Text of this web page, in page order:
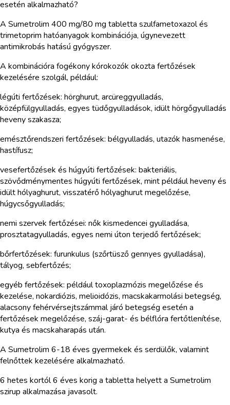
esetén alkalmazható?
A Sumetrolim 400 mg/80 mg tabletta szulfametoxazol és
trimetoprim hatóanyagok kombinációja, úgynevezett
antimikrobás hatású gyógyszer.
A kombinációra fogékony kórokozók okozta fertőzések
kezelésére szolgál, például:
légúti fertőzések: hörghurut, arcüreggyulladás,
középfülgyulladás, egyes tüdőgyulladások, idült hörgőgyulladás
heveny szakasza;
emésztőrendszeri fertőzések: bélgyulladás, utazók hasmenése,
hastífusz;
vesefertőzések és húgyúti fertőzések: bakteriális,
szövődménymentes húgyúti fertőzések, mint például heveny és
idült hólyaghurut, visszatérő hólyaghurut megelőzése,
húgycsőgyulladás;
nemi szervek fertőzései: nők kismedencei gyulladása,
prosztatagyulladás, egyes nemi úton terjedő fertőzések;
bőrfertőzések: furunkulus (szőrtüsző gennyes gyulladása),
tályog, sebfertőzés;
egyéb fertőzések: például toxoplazmózis megelőzése és
kezelése, nokardiózis, melioidózis, macskakarmolási betegség,
alacsony fehérvérsejtszámmal járó betegség esetén a
fertőzések megelőzése, száj-garat- és bélflóra fertőtlenítése,
kutya és macskaharapás után.
A Sumetrolim 6-18 éves gyermekek és serdülők, valamint
felnőttek kezelésére alkalmazható.
6 hetes kortól 6 éves korig a tabletta helyett a Sumetrolim
szirup alkalmazása javasolt.